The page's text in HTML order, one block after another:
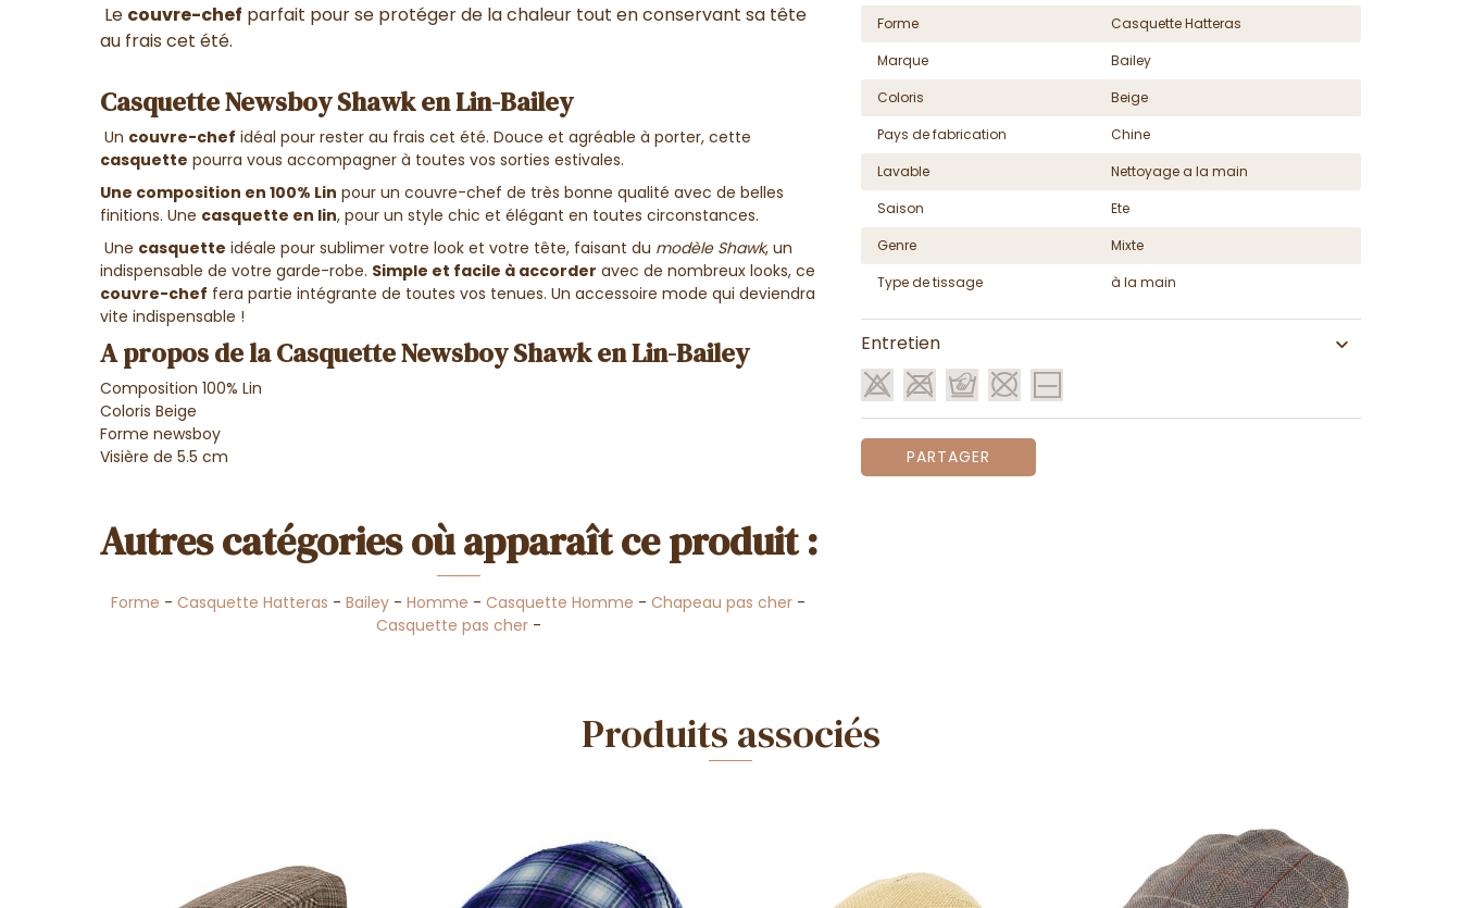
Le couvre-chef parfait pour se protéger de la chaleur tout en conservant sa tête
au frais cet été.
Casquette Newsboy Shawk en Lin-Bailey
Un couvre-chef idéal pour rester au frais cet été. Douce et agréable à porter, cette
casquette pourra vous accompagner à toutes vos sorties estivales.
Une composition en 100% Lin pour un couvre-chef de très bonne qualité avec de belles
finitions. Une casquette en lin, pour un style chic et élégant en toutes circonstances.
Une casquette idéale pour sublimer votre look et votre tête, faisant du modèle Shawk, un
indispensable de votre garde-robe. Simple et facile à accorder avec de nombreux looks, ce
couvre-chef fera partie intégrante de toutes vos tenues. Un accessoire mode qui deviendra
vite indispensable !
A propos de la Casquette Newsboy Shawk en Lin-Bailey
Composition 100% Lin
Coloris Beige
Forme newsboy
Visière de 5.5 cm
Autres catégories où apparaît ce produit :
Forme -Casquette Hatteras -Bailey -Homme -Casquette Homme -Chapeau pas cher -
Casquette pas cher -
Forme
Casquette Hatteras
Marque
Bailey
Coloris
Beige
Pays de fabrication
Chine
Lavable
Nettoyage a la main
Saison
Ete
Genre
Mixte
Type de tissage
à la main
Entretien
PARTAGER
Produits associés